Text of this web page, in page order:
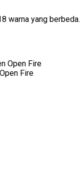
warna yang
Fire